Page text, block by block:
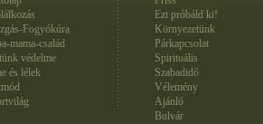
Fogyókúra
mama-család
védelme
és lélek
Ezt próbáld ki!
Környezetünk
Párkapcsolat
Spirituális
Szabadidő
Vélemény
Ajánló
Bulvár